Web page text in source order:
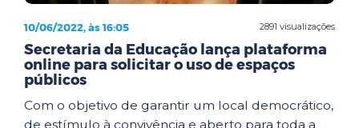
2891 visualizações
10/06/2022, às 16:05
Secretaria da Educação lança plataforma
online para solicitar o uso de espaços
públicos
Com o objetivo de garantir um local democrático,
de estímulo à convivência e aberto para toda a